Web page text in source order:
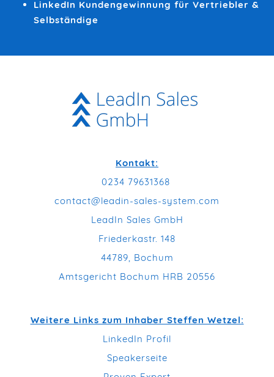
LinkedIn Kundengewinnung für Vertriebler &
Selbständige
Kontakt:
0234 79631368
contact@leadin-sales-system.com
LeadIn Sales GmbH
Friederkastr. 148
44789, Bochum
Amtsgericht Bochum HRB 20556
Weitere Links zum Inhaber Steffen Wetzel:
LinkedIn Profil
Speakerseite